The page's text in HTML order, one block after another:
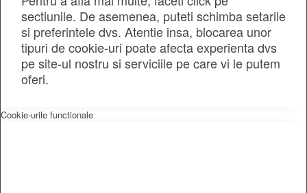
sectiunile. De asemenea, puteti schimba setarile
si preferintele dvs. Atentie insa, blocarea unor
tipuri de cookie-uri poate afecta experienta dvs
pe site-ul nostru si serviciile pe care vi le putem
oferi.
Cookie-urile functionale